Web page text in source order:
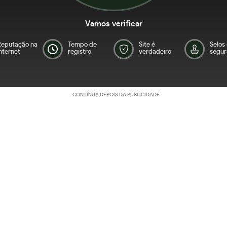
Vamos verificar
na
Tempo de
registro
Site é
verdadeiro
Selos
CONTINUA DEPOIS DA PUBLICIDADE